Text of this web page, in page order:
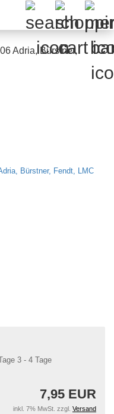
Adria, Bürstner,
3 - 4 Tage
7,95 EUR
inkl. 7% MwSt. zzgl. Versand